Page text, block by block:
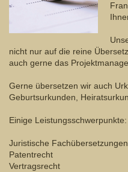
nicht nur auf die reine
auch gerne das
Gerne übersetzen wir auch
Geburtsurkunden,
Einige Leistungsschwerpunkte:
Juristische Fachübersetzungen
Patentrecht
Vertragsrecht